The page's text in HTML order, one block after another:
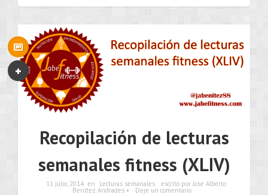
Recopilación de lecturas
semanales fitness (XLIV)
11 julio, 2014 en Lecturas semanales escrito por Jose Alberto
Benítez Andrades • Deje un comentario